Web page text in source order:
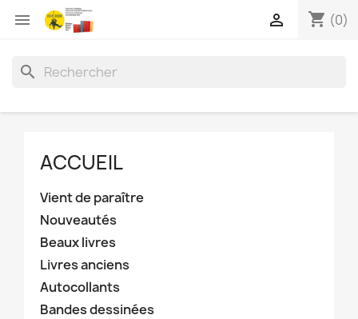
 shopping_cart (0)

search
ACCUEIL
Vient de paraître
Nouveautés
Beaux livres
Livres anciens
Autocollants
Bandes dessinées